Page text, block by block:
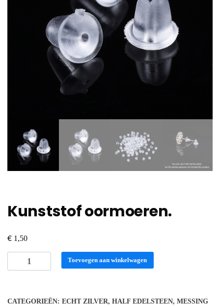
Kunststof oormoeren.
€ 1,50
Kunststof
oormoeren.
Toevoegen aan winkelwagen
CATEGORIEËN: ECHT ZILVER, HALF EDELSTEEN, MESSING